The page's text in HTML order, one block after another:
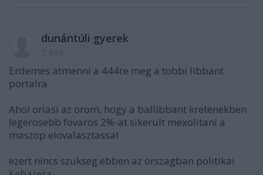
dunántúli gyerek
Erdemes atmenni a 444re meg a tobbi libbant
portalra
Ahol oriasi az orom, hogy a ballibbant kretenekben
legerosebb fovaros 2%-at sikerult mexolitani a
maszop elovalasztassal
ezert nincs szukseg ebben az orszagban politikai